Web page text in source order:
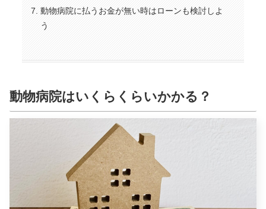
動物病院に払うお金が無い時はローンも検討しよ
う
動物病院はいくらくらいかかる？